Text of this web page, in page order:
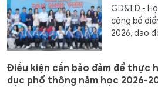
GD&TĐ -
công bố
2026, dao
Điều kiện cần bảo đảm để thực
dục phổ thông năm học 2026-